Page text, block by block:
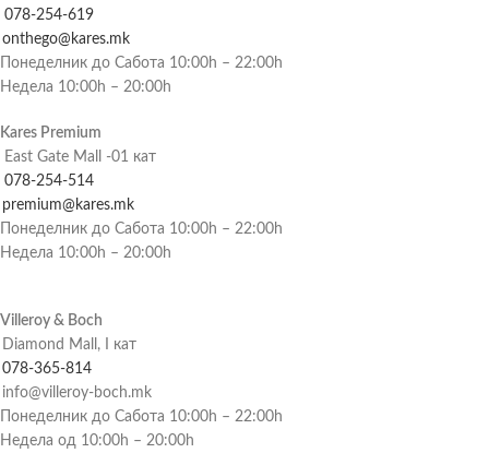
078-254-619
onthego@kares.mk
Понеделник до Сабота 10:00h – 22:00h
Недела 10:00h – 20:00h
Kares Premium
East Gate Mall -01 кат
078-254-514
premium@kares.mk
Понеделник до Сабота 10:00h – 22:00h
Недела 10:00h – 20:00h
Villeroy & Boch
Diamond Mall, I кат
078-365-814
info@villeroy-boch.mk
Понеделник до Сабота 10:00h – 22:00h
Недела од 10:00h – 20:00h